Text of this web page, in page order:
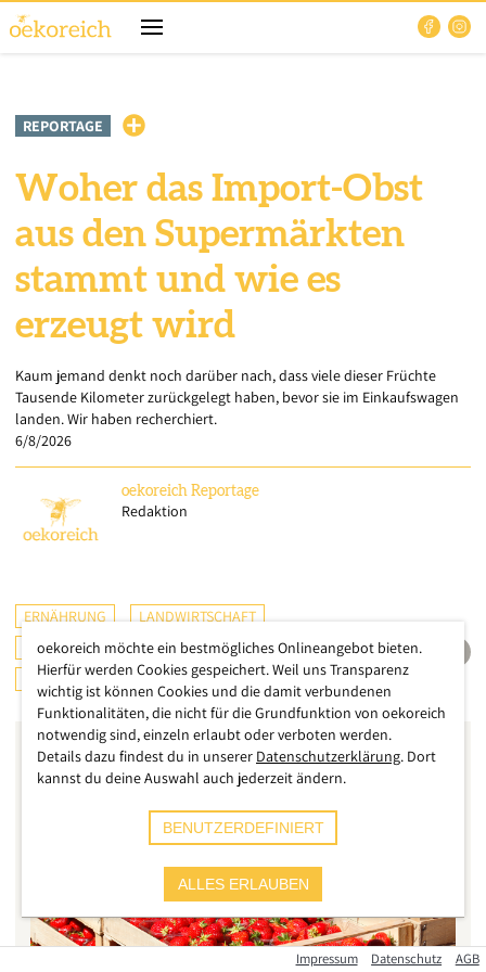
REPORTAGE
Woher das Import-Obst
aus den Supermärkten
stammt und wie es
erzeugt wird
Kaum jemand denkt noch darüber nach, dass viele dieser Früchte
Tausende Kilometer zurückgelegt haben, bevor sie im Einkaufswagen
landen. Wir haben recherchiert.
6/8/2026
oekoreich Reportage
Redaktion
ERNÄHRUNG
LANDWIRTSCHAFT
ÖSTERREICH
DEUTSCHLAND
CHECKS & TESTS
Impressum Datenschutz AGB
oekoreich möchte ein bestmögliches Onlineangebot bieten.
Hierfür werden Cookies gespeichert. Weil uns Transparenz
wichtig ist können Cookies und die damit verbundenen
Funktionalitäten, die nicht für die Grundfunktion von oekoreich
notwendig sind, einzeln erlaubt oder verboten werden.
Details dazu findest du in unserer Datenschutzerklärung. Dort
kannst du deine Auswahl auch jederzeit ändern.
BENUTZERDEFINIERT
ALLES ERLAUBEN